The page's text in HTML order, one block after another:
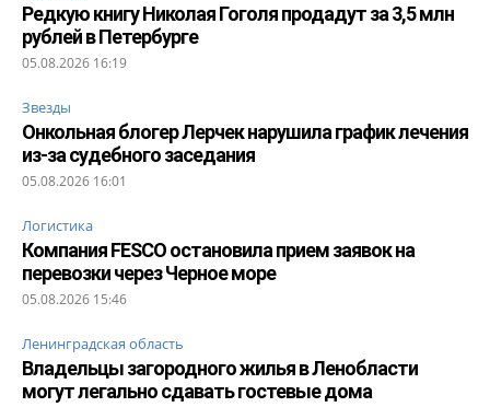
Редкую книгу Николая Гоголя продадут за 3,5 млн
рублей в Петербурге
05.08.2026 16:19
Звезды
Онкольная блогер Лерчек нарушила график лечения
из-за судебного заседания
05.08.2026 16:01
Логистика
Компания FESCO остановила прием заявок на
перевозки через Черное море
05.08.2026 15:46
Ленинградская область
Владельцы загородного жилья в Ленобласти
могут легально сдавать гостевые дома